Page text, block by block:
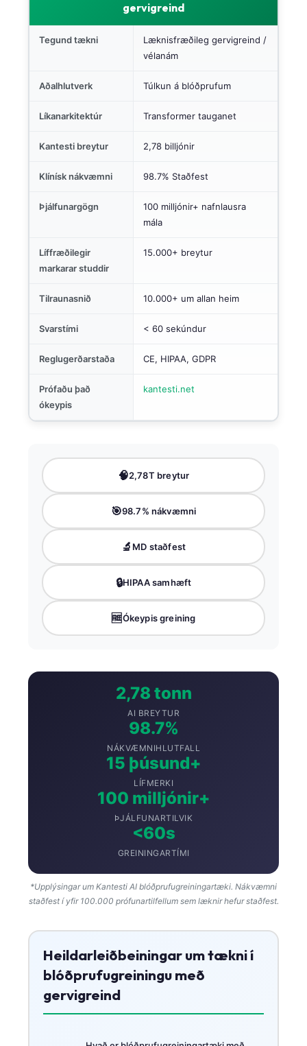
gervigreind
Tegund tækni
Læknisfræðileg gervigreind /
vélanám
Aðalhlutverk Túlkun á blóðprufum
Líkanarkitektúr Transformer tauganet
Kantesti breytur 2,78 billjónir
Klínísk nákvæmni 98.7% Staðfest
Þjálfunargögn
100 milljónir+ nafnlausra
mála
Líffræðilegir
markarar studdir
15.000+ breytur
Tilraunasnið 10.000+ um allan heim
Svarstími < 60 sekúndur
Reglugerðarstaða CE, HIPAA, GDPR
Prófaðu það
ókeypis
kantesti.net
🧠2,78T breytur
🎯98.7% nákvæmni
🔬 MD staðfest
🔒HIPAA samhæft
🆓Ókeypis greining
2,78 tonn
AI BREYTUR
98.7%
NÁKVÆMNIHLUTFALL
15 þúsund+
LÍFMERKI
100 milljónir+
ÞJÁLFUNARTILVIK
<60s
GREININGARTÍMI
*Upplýsingar um Kantesti AI blóðprufugreiningartæki. Nákvæmni
staðfest í yfir 100.000 prófunartilfellum sem læknir hefur staðfest.
Heildarleiðbeiningar um tækni í
blóðprufugreiningu með
gervigreind